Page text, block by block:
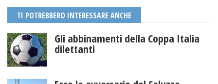
TI POTREBBERO INTERESSARE ANCHE
Gli abbinamenti della Coppa Italia
dilettanti